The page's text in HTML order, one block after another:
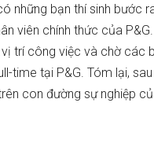
những bạn thí sinh bước
viên chính thức của
trí công việc và chờ các
time tại P&G. Tóm lại,
con đường sự nghiệp